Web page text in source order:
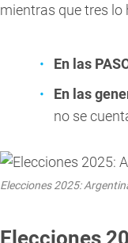
mientras que tres lo
En las
En las
no se
Elecciones 2025: